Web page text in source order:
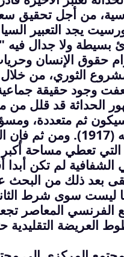
من أجل تحقيق
يجد التعبير
بسيطة ولا جدال فيه
حقوق الإنسان
الثوري، من خلال
وجود حقيقة
الحداثة قد قلل من
ثم متعددة،
التي تعطي مساحة
الشفافية لم تكن
بعد ذلك من البحث
ليست سوى شرط
العريضة التقليدية